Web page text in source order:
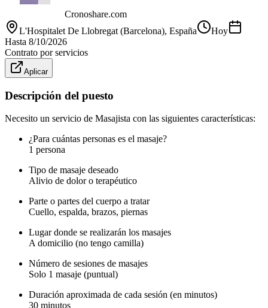
Cronoshare.com
L'Hospitalet De Llobregat (Barcelona), España
Hoy
Hasta 8/10/2026
Contrato por servicios
Aplicar
Descripción del puesto
Necesito un servicio de Masajista con las siguientes características:
¿Para cuántas personas es el masaje?
1 persona
Tipo de masaje deseado
Alivio de dolor o terapéutico
Parte o partes del cuerpo a tratar
Cuello, espalda, brazos, piernas
Lugar donde se realizarán los masajes
A domicilio (no tengo camilla)
Número de sesiones de masajes
Solo 1 masaje (puntual)
Duración aproximada de cada sesión (en minutos)
30 minutos